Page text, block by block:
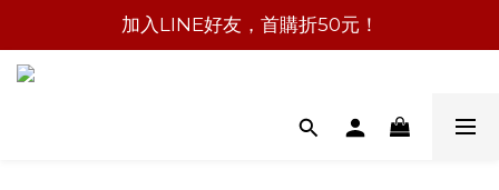
加入LINE好友，首購折50元！